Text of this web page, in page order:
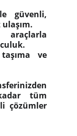
güvenli,
araçlarla
ve
tüm
çözümler